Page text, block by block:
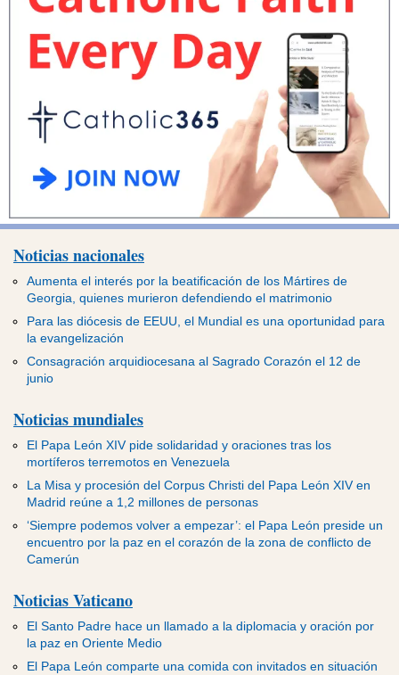
Noticias nacionales
Aumenta el interés por la beatificación de los Mártires de
Georgia, quienes murieron defendiendo el matrimonio
Para las diócesis de EEUU, el Mundial es una oportunidad para
la evangelización
Consagración arquidiocesana al Sagrado Corazón el 12 de
junio
Noticias mundiales
El Papa León XIV pide solidaridad y oraciones tras los
mortíferos terremotos en Venezuela
La Misa y procesión del Corpus Christi del Papa León XIV en
Madrid reúne a 1,2 millones de personas
‘Siempre podemos volver a empezar’: el Papa León preside un
encuentro por la paz en el corazón de la zona de conflicto de
Camerún
Noticias Vaticano
El Santo Padre hace un llamado a la diplomacia y oración por
la paz en Oriente Medio
El Papa León comparte una comida con invitados en situación